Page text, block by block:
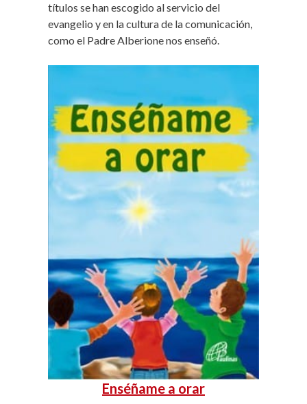
títulos se han escogido al servicio del
evangelio y en la cultura de la comunicación,
como el Padre Alberione nos enseñó.
Enséñame a orar